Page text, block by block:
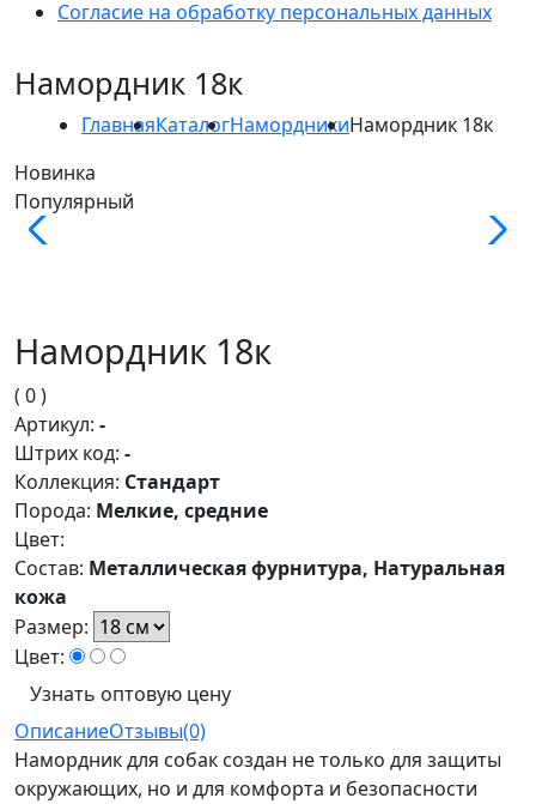
Согласие на обработку персональных данных
Намордник 18к
ГлавнаяКаталогНамордникиНамордник 18к
Новинка
Популярный
Намордник 18к
( 0 )
Артикул: -
Штрих код: -
Коллекция: Стандарт
Порода: Мелкие, средние
Цвет:
Состав: Металлическая фурнитура, Натуральная
кожа
Размер:
Цвет:
Узнать оптовую цену
ОписаниеОтзывы(0)
Намордник для собак создан не только для защиты
окружающих, но и для комфорта и безопасности